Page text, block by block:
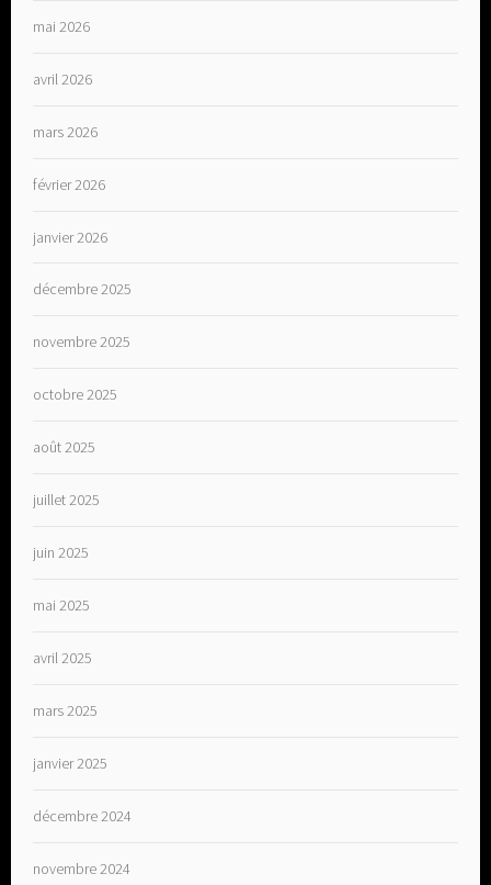
mai 2026
avril 2026
mars 2026
février 2026
janvier 2026
décembre 2025
novembre 2025
octobre 2025
août 2025
juillet 2025
juin 2025
mai 2025
avril 2025
mars 2025
janvier 2025
décembre 2024
novembre 2024